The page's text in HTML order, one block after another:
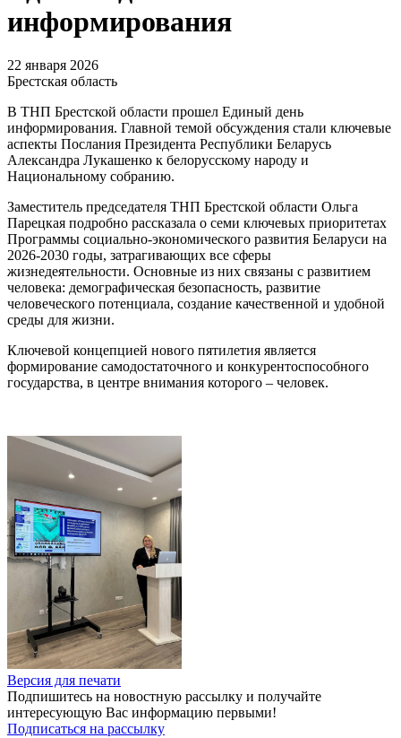
информирования
22 января 2026
Брестская область
В ТНП Брестской области прошел Единый день
информирования. Главной темой обсуждения стали ключевые
аспекты Послания Президента Республики Беларусь
Александра Лукашенко к белорусскому народу и
Национальному собранию.
Заместитель председателя ТНП Брестской области Ольга
Парецкая подробно рассказала о семи ключевых приоритетах
Программы социально-экономического развития Беларуси на
2026-2030 годы, затрагивающих все сферы
жизнедеятельности. Основные из них связаны с развитием
человека: демографическая безопасность, развитие
человеческого потенциала, создание качественной и удобной
среды для жизни.
Ключевой концепцией нового пятилетия является
формирование самодостаточного и конкурентоспособного
государства, в центре внимания которого – человек.
Версия для печати
Подпишитесь на новостную рассылку и получайте
интересующую Вас информацию первыми!
Подписаться на рассылку